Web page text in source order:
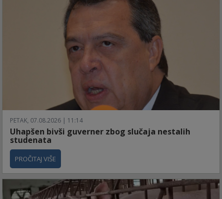
PETAK, 07.08.2026 | 11:14
Uhapšen bivši guverner zbog slučaja nestalih
studenata
PROČITAJ VIŠE